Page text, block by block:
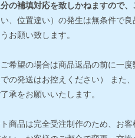
の補填対応を致しかねますので
、位置違い）の発生は無条件で
お願い致します。
ご希望の場合は商品返品の前に一
の発送はお控えください） また
承をお願いいたします。
商品は完全受注制作のため、お